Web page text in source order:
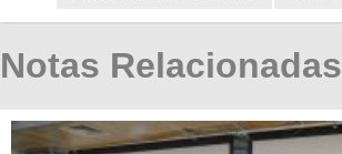
Notas Relacionadas